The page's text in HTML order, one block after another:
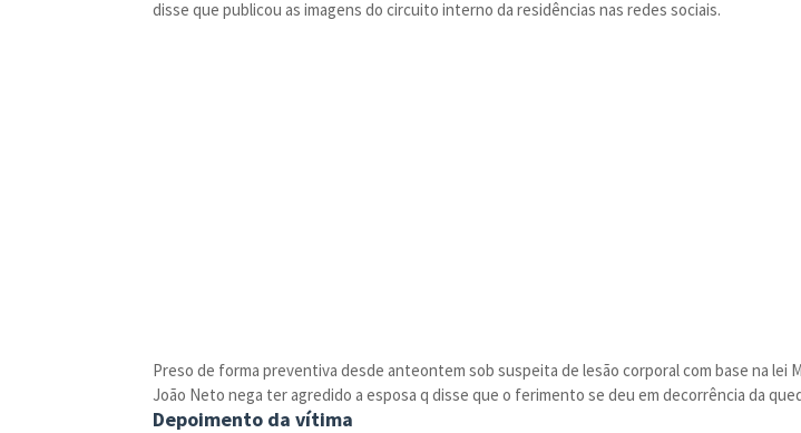
disse que publicou as imagens do circuito interno da residências nas redes sociais.
Preso de forma preventiva desde anteontem sob suspeita de lesão corporal com base na lei
João Neto nega ter agredido a esposa q disse que o ferimento se deu em decorrência da
Depoimento da vítima